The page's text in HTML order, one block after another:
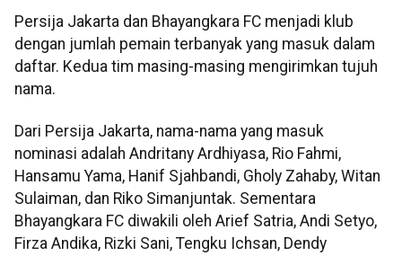
Persija Jakarta dan Bhayangkara FC menjadi klub
dengan jumlah pemain terbanyak yang masuk dalam
daftar. Kedua tim masing-masing mengirimkan tujuh
nama.
Dari Persija Jakarta, nama-nama yang masuk
nominasi adalah Andritany Ardhiyasa, Rio Fahmi,
Hansamu Yama, Hanif Sjahbandi, Gholy Zahaby, Witan
Sulaiman, dan Riko Simanjuntak. Sementara
Bhayangkara FC diwakili oleh Arief Satria, Andi Setyo,
Firza Andika, Rizki Sani, Tengku Ichsan, Dendy